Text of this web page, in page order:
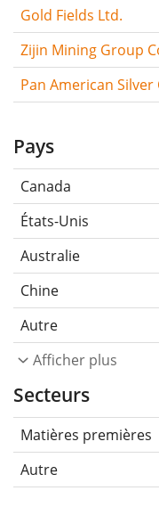
Gold Fields Ltd.
Zijin Mining Group
Pan American Silver
Pays
Canada
États-Unis
Australie
Chine
Autre
Afficher plus
Secteurs
Matières premières
Autre